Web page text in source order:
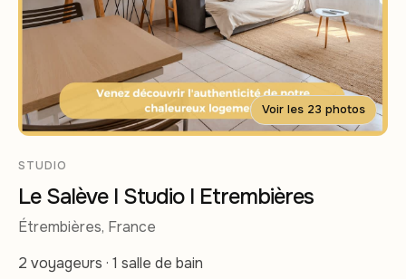
Voir les 23 photos
STUDIO
Le Salève I Studio I Etrembières
Étrembières, France
2 voyageurs · 1 salle de bain